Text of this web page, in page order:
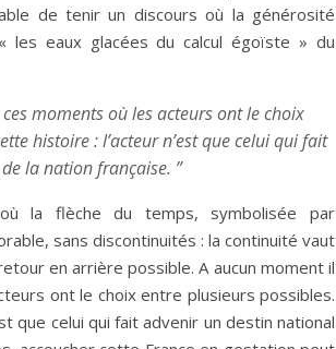
de tenir un discours où la générosité
les eaux glacées du calcul égoïste » du
moments où les acteurs ont le choix
histoire : l’acteur n’est que celui qui fait
la nation française. ”
la flèche du temps, symbolisée par
sans discontinuités : la continuité vaut
en arrière possible. A aucun moment il
ont le choix entre plusieurs possibles.
que celui qui fait advenir un destin national